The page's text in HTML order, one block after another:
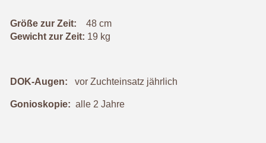
Größe zur Zeit: 48 cm
Gewicht zur Zeit: 19 kg
DOK-Augen: vor Zuchteinsatz jährlich
Gonioskopie: alle 2 Jahre